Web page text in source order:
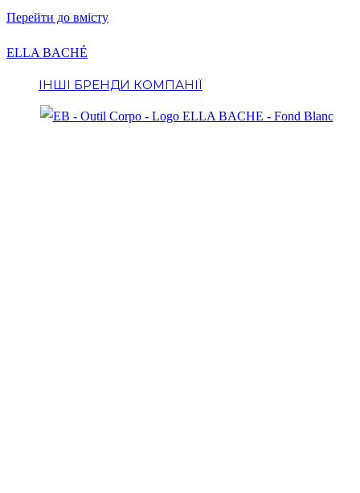
Перейти до вмісту
ELLA BACHÉ
ІНШІ БРЕНДИ КОМПАНІЇ